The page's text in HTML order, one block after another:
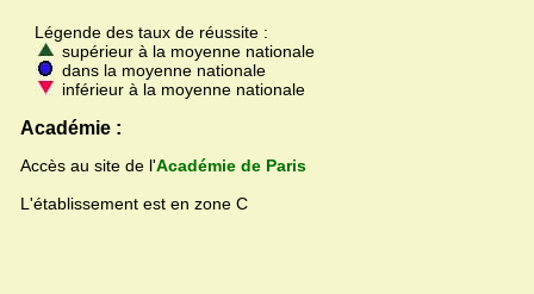
Légende des taux de réussite :
supérieur à la moyenne nationale
dans la moyenne nationale
inférieur à la moyenne nationale
Académie :
Accès au site de l'Académie de Paris
L'établissement est en zone C